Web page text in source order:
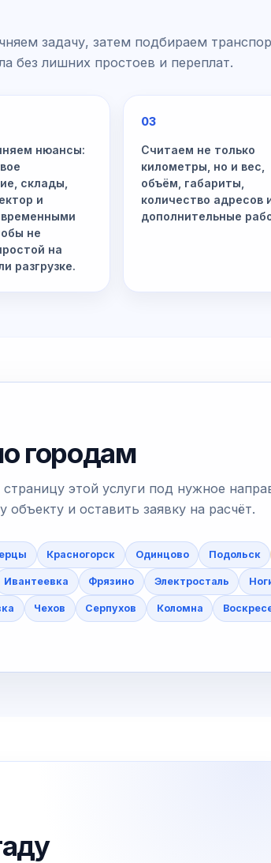
задачу, затем подбираем
без лишних простоев и переплат.
нюансы:
склады,
и
не
на
разгрузке.
03
Считаем не только
километры, но и вес,
объём, габариты,
количество адресов
дополнительные
городам
этой услуги под нужное
и оставить заявку на расчёт.
Красногорск Одинцово Подольск
Ивантеевка Фрязино Электросталь
Чехов Серпухов Коломна